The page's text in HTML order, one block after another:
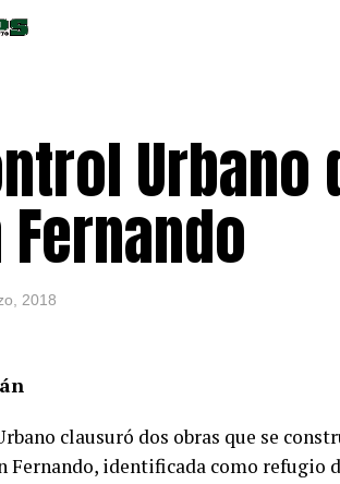
2018
clausuró dos obras que se
Fernando, identificada como refugio